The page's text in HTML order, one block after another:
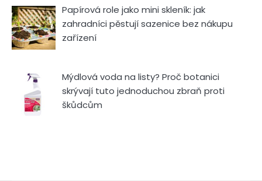
Papírová role jako mini skleník: jak
zahradníci pěstují sazenice bez nákupu
zařízení
Mýdlová voda na listy? Proč botanici
skrývají tuto jednoduchou zbraň proti
škůdcům